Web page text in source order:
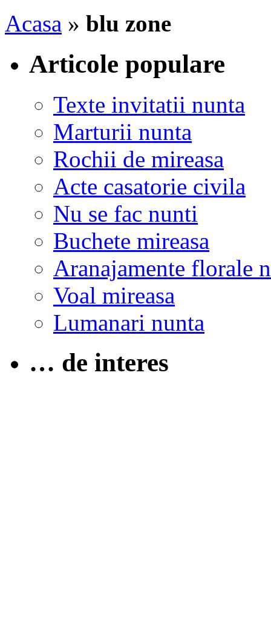
Acasa » blu zone
Articole populare
Texte invitatii nunta
Marturii nunta
Rochii de mireasa
Acte casatorie civila
Nu se fac nunti
Buchete mireasa
Aranajamente florale
Voal mireasa
Lumanari nunta
… de interes